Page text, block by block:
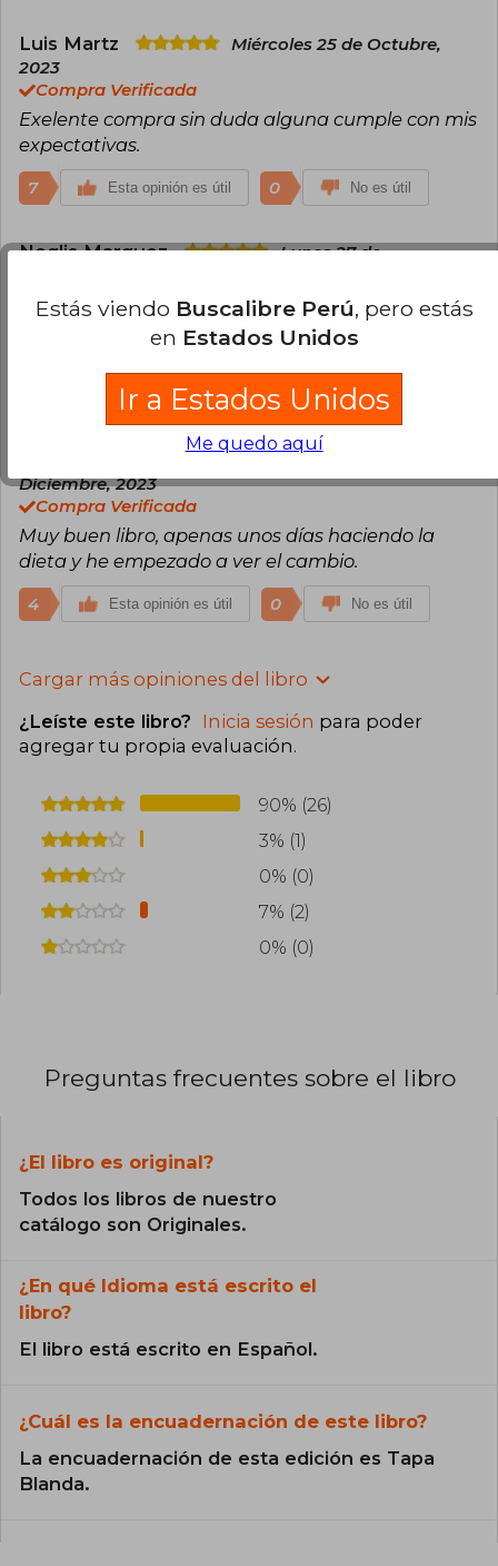
Luis Martz
Miércoles 25 de Octubre,
2023
Compra Verificada
Exelente compra sin duda alguna cumple con mis
expectativas.
7 Esta opinión es útil 0 No es útil
Neglis Marquez
Lunes 27 de
Compra Verificada
Excelente libro de muy facil compresion. Lo
Esta opinión es útil 0 No es útil
Bees Cleaning Llc
Diciembre, 2023
Compra Verificada
Muy buen libro, apenas unos días haciendo la
dieta y he empezado a ver el cambio.
4 Esta opinión es útil 0 No es útil
Cargar más opiniones del libro
¿Leíste este libro? Inicia sesión para poder
agregar tu propia evaluación.
90% (26)
3% (1)
0% (0)
7% (2)
0% (0)
Preguntas frecuentes sobre el libro
¿El libro es original?
Todos los libros de nuestro
catálogo son Originales.
¿En qué Idioma está escrito el
libro?
El libro está escrito en Español.
¿Cuál es la encuadernación de este libro?
La encuadernación de esta edición es Tapa
Blanda.
Estás viendo Buscalibre Perú, pero estás
en Estados Unidos
Ir a Estados Unidos
Me quedo aquí